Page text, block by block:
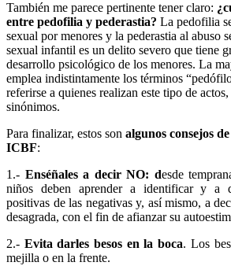
También me parece pertinente tener claro:
entre pedofilia y pederastia? La pedofilia
sexual por menores y la pederastia al abuso
sexual infantil es un delito severo que tiene
desarrollo psicológico de los menores. La
emplea indistintamente los términos
referirse a quienes realizan este tipo de
sinónimos.
Para finalizar, estos son algunos consejos
ICBF:
1.- Enséñales a decir NO: desde
niños deben aprender a identificar y a
positivas de las negativas y, así mismo, a
desagrada, con el fin de afianzar su
2.- Evita darles besos en la boca. Los
mejilla o en la frente.